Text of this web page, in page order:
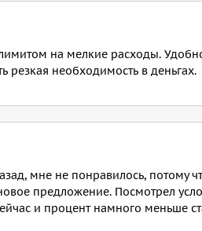
на мелкие расходы.
резкая необходимость в деньгах.
мне не понравилось,
предложение. Посмотрел
и процент намного меньше